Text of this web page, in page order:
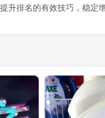
升排名的有效技巧，稳定